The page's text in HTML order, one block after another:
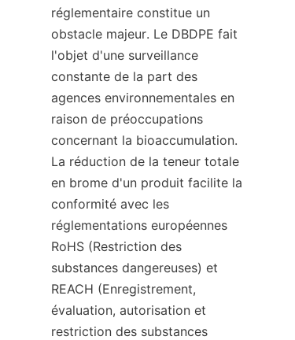
réglementaire constitue un
obstacle majeur. Le DBDPE fait
l'objet d'une surveillance
constante de la part des
agences environnementales en
raison de préoccupations
concernant la bioaccumulation.
La réduction de la teneur totale
en brome d'un produit facilite la
conformité avec les
réglementations européennes
RoHS (Restriction des
substances dangereuses) et
REACH (Enregistrement,
évaluation, autorisation et
restriction des substances